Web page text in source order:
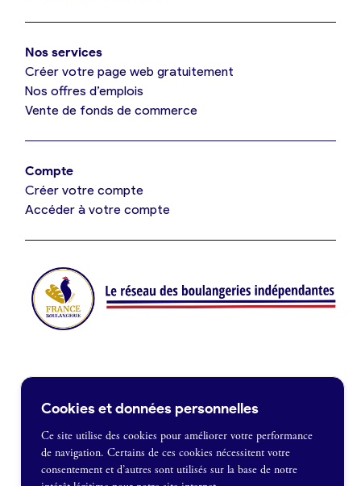
Je référence ma boulangerie (gratuit)
Offres d’emploi
Je suis fournisseur
Je crée mon compte
France Boulangerie
1 rue Alexandre Fleming
Nos services
Créer votre page web gratuitement
Nos offres d’emplois
Vente de fonds de commerce
Compte
Créer votre compte
Accéder à votre compte
Je souhaite être recontacté
Cookies et données personnelles
Ce site utilise des cookies pour améliorer votre performance
de navigation. Certains de ces cookies nécessitent votre
consentement et d’autres sont utilisés sur la base de notre